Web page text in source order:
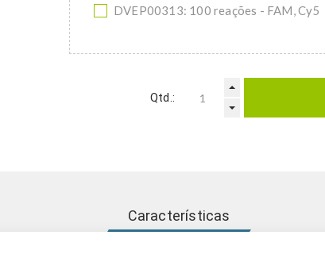
DVEP00313: 100 reações - FAM, Cy5
Qtd.:
Características